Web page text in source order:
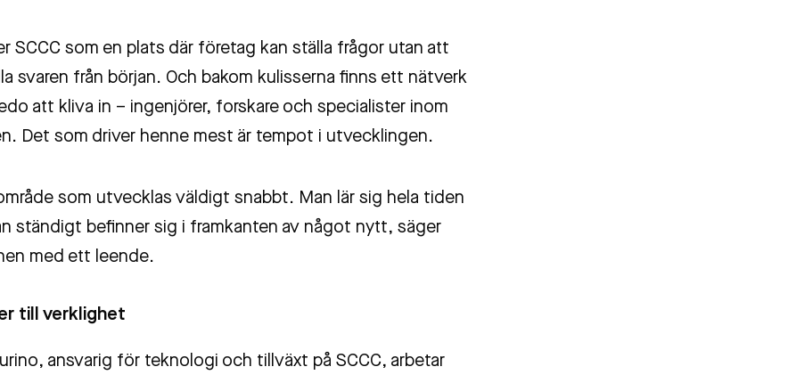
SCCC som en plats där företag kan ställa frågor utan att
svaren från början. Och bakom kulisserna finns ett nätverk
att kliva in – ingenjörer, forskare och specialister inom
Det som driver henne mest är tempot i utvecklingen.
som utvecklas väldigt snabbt. Man lär sig hela tiden
ständigt befinner sig i framkanten av något nytt, säger
med ett leende.
till verklighet
ansvarig för teknologi och tillväxt på SCCC, arbetar